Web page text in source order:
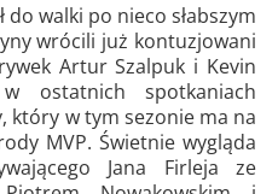
walki po nieco słabszym
wrócili już kontuzjowani
Artur Szalpuk i Kevin
ostatnich spotkaniach
który w tym sezonie ma na
MVP. Świetnie wygląda
Jana Firleja ze